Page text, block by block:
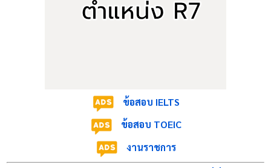
ข้อสอบ IELTS
ข้อสอบ TOEIC
งานราชการ